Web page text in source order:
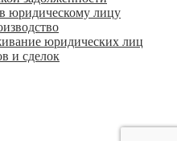
юридическому лицу
юридических лиц
и сделок